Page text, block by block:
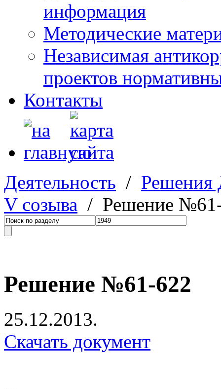
информация
Методические
Независимая
проектов
Контакты
Деятельность /
V созыва / Решение
Решение №61-622
25.12.2013.
Скачать документ